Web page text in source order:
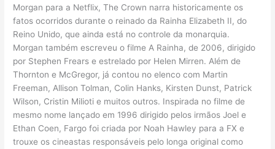
Morgan para a Netflix, The Crown narra historicamente os
fatos ocorridos durante o reinado da Rainha Elizabeth II, do
Reino Unido, que ainda está no controle da monarquia.
Morgan também escreveu o filme A Rainha, de 2006, dirigido
por Stephen Frears e estrelado por Helen Mirren. Além de
Thornton e McGregor, já contou no elenco com Martin
Freeman, Allison Tolman, Colin Hanks, Kirsten Dunst, Patrick
Wilson, Cristin Milioti e muitos outros. Inspirada no filme de
mesmo nome lançado em 1996 dirigido pelos irmãos Joel e
Ethan Coen, Fargo foi criada por Noah Hawley para a FX e
trouxe os cineastas responsáveis pelo longa original como